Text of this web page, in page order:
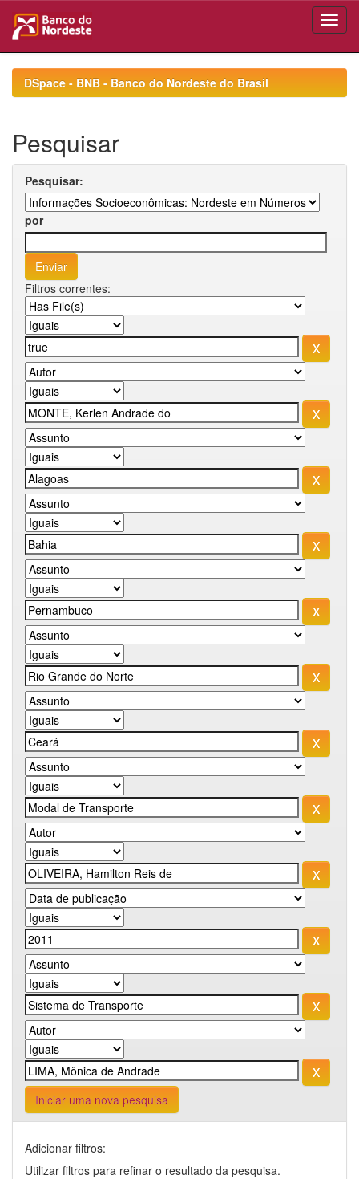
navigationDSpace - BNB - Banco do Nordeste do Brasil
Pesquisar
Pesquisar:
por
Filtros correntes:
Iniciar uma nova pesquisa
Adicionar filtros:
Utilizar filtros para refinar o resultado da pesquisa.